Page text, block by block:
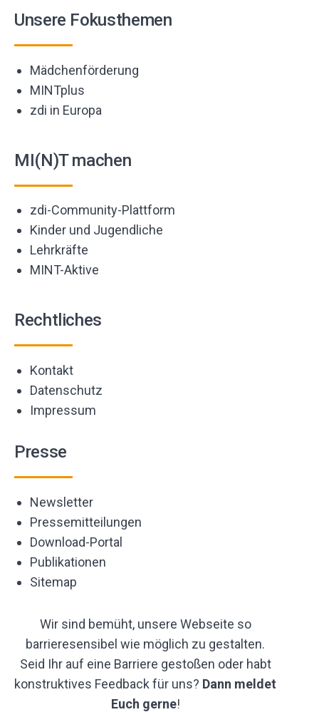
Unsere Fokusthemen
Mädchenförderung
MINTplus
zdi in Europa
MI(N)T machen
zdi-Community-Plattform
Kinder und Jugendliche
Lehrkräfte
MINT-Aktive
Rechtliches
Kontakt
Datenschutz
Impressum
Presse
Newsletter
Pressemitteilungen
Download-Portal
Publikationen
Sitemap
Wir sind bemüht, unsere Webseite so
barrieresensibel wie möglich zu gestalten.
Seid Ihr auf eine Barriere gestoßen oder habt
konstruktives Feedback für uns? Dann meldet
Euch gerne!